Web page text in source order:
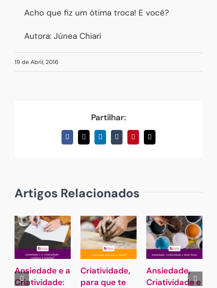
Acho que fiz um ótima troca! E você?
Autora: Júnea Chiari
19 de Abril, 2016
Partilhar:
Facebook
X LinkedInTumblrPinterestEmail
(necessário
Artigos Relacionados
Ansiedade e a
Criatividade:
Criatividade,
para que te
Ansiedade,
Criatividade e